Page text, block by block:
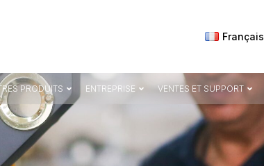
Français
PRODUITS ENTREPRISE VENTES ET SUPPORT